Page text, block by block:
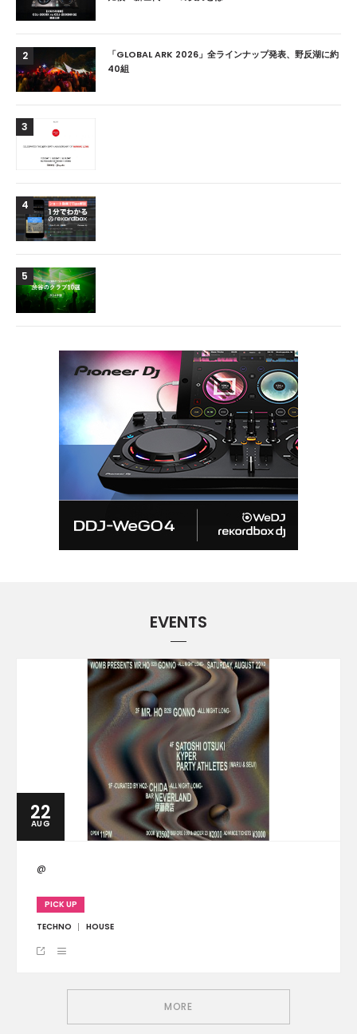
2
「GLOBAL ARK 2026」全ラインナップ発表、野反湖に約
40組
3
4
5
EVENTS
22
AUG
@
PICK UP
TECHNO
HOUSE
MORE